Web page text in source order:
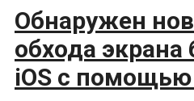
Обнаружен
обхода экрана
iOS с